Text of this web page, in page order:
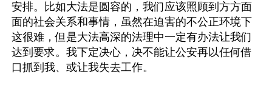
安排。比如大法是圆容的，我们应该照顾到方方面
面的社会关系和事情，虽然在迫害的不公正环境下
这很难，但是大法高深的法理中一定有办法让我们
达到要求。我下定决心，决不能让公安再以任何借
口抓到我、或让我失去工作。